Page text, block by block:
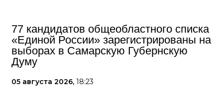
77 кандидатов общеобластного списка
«Единой России» зарегистрированы на
выборах в Самарскую Губернскую
Думу
05 августа 2026, 18:23